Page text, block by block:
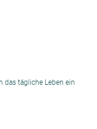
das tägliche Leben ein